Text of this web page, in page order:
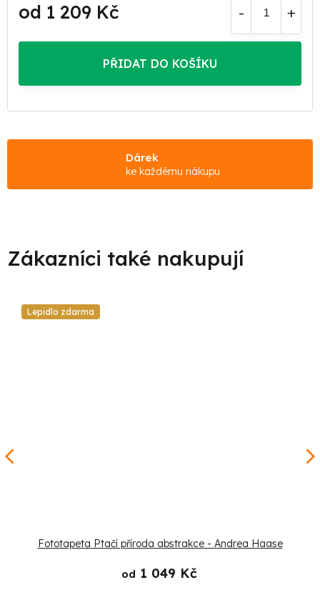
od 1 209 Kč
cena:
PŘIDAT DO KOŠÍKU
Dárek
ke každému nákupu
Lepidlo zdarma
Fototapeta Ptačí příroda abstrakce - Andrea Haase
od 1 049 Kč